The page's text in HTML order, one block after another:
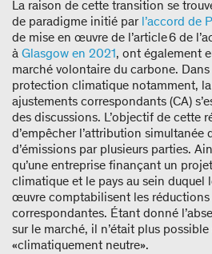
La raison de cette transition se
de paradigme initié par l’accord de
de mise en œuvre de l’article 6 de
à Glasgow en 2021, ont également
marché volontaire du carbone.
protection climatique notamment,
ajustements correspondants (CA)
des discussions. L’objectif de cette
d’empêcher l’attribution simultanée
d’émissions par plusieurs parties.
qu’une entreprise finançant un
climatique et le pays au sein duquel
œuvre comptabilisent les réductions
correspondantes. Étant donné
sur le marché, il n’était plus
«climatiquement neutre».